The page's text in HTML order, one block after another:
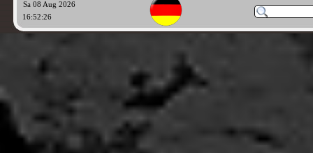
Sa 08 Aug 2026
16:52:28